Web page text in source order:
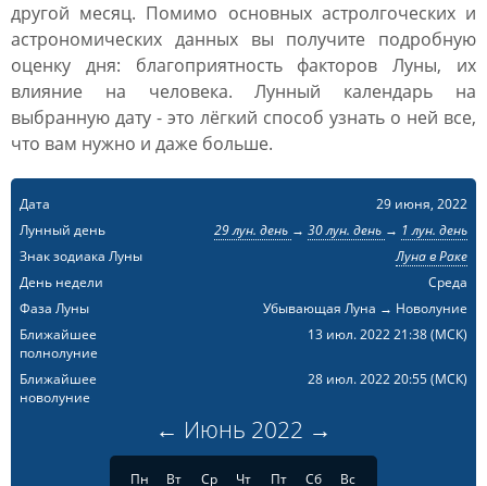
другой месяц. Помимо основных астролгоческих и
астрономических данных вы получите подробную
оценку дня: благоприятность факторов Луны, их
влияние на человека. Лунный календарь на
выбранную дату - это лёгкий способ узнать о ней все,
что вам нужно и даже больше.
Дата
29 июня, 2022
Лунный день
29 лун. день → 30 лун. день → 1 лун. день
Знак зодиака Луны
Луна в Раке
День недели
Среда
Фаза Луны
Убывающая Луна → Новолуние
Ближайшее
полнолуние
13 июл. 2022 21:38(МСК)
Ближайшее
новолуние
28 июл. 2022 20:55(МСК)
← Июнь 2022 →
Пн Вт Ср Чт Пт Сб Вс